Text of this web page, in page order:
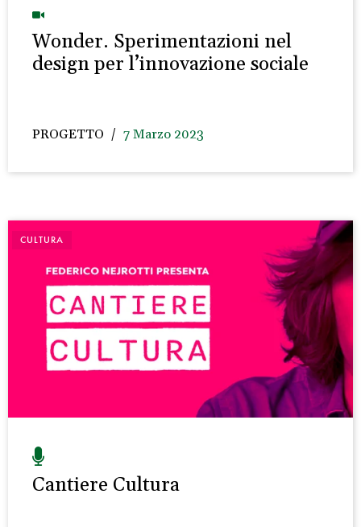
Wonder. Sperimentazioni nel
design per l’innovazione sociale
PROGETTO 7 Marzo 2023
CULTURA
Cantiere Cultura